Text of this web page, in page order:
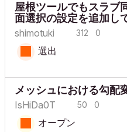
屋根ツールでもスラブ
面選択の設定を追加し
shimotuki 312 0
選出
メッシュにおける勾配
IsHiDa0T 50 0
オープン